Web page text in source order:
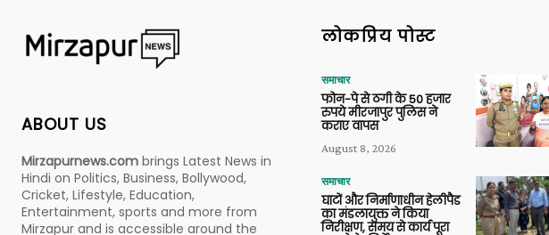
ABOUT US
Mirzapurnews.com brings Latest News in
Hindi on Politics, Business, Bollywood,
Cricket, Lifestyle, Education,
Entertainment, sports and more from
Mirzapur and is accessible around the
लोकप्रिय पोस्ट
समाचार
फोन-पे से ठगी के 50 हजार
रुपये मीरजापुर पुलिस ने
कराए वापस
August 8, 2026
समाचार
घाटों और निर्माणाधीन हेलीपैड
का मंडलायुक्त ने किया
निरीक्षण, समय से कार्य पूरा